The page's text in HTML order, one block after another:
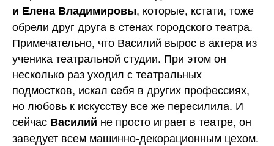
и Елена Владимировы, которые, кстати, тоже
обрели друг друга в стенах городского театра.
Примечательно, что Василий вырос в актера из
ученика театральной студии. При этом он
несколько раз уходил с театральных
подмостков, искал себя в других профессиях,
но любовь к искусству все же пересилила. И
сейчас Василий не просто играет в театре, он
заведует всем машинно-декорационным цехом.